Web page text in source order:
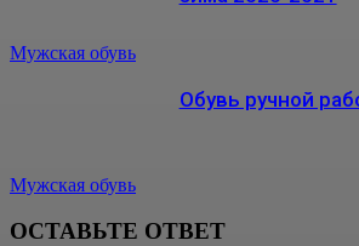
Мужская обувь
Мужская обувь
Обувь ручной
ОСТАВЬТЕ ОТВЕТ